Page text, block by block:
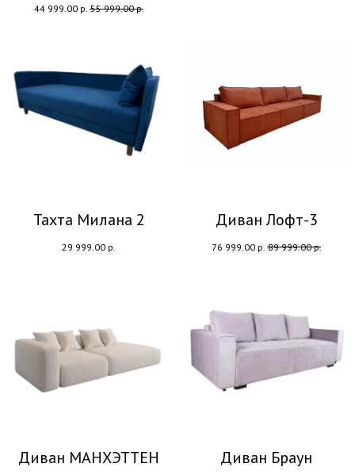
44 999.00 р. 55 999.00 р.
Тахта Милана 2
29 999.00 р.
Диван Лофт-3
76 999.00 р. 89 999.00 р.
Диван МАНХЭТТЕН Диван Браун